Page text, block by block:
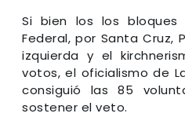
Si bien los los bloques
Federal, por Santa Cruz,
izquierda y el
votos, el oficialismo de
consiguió las 85
sostener el veto.